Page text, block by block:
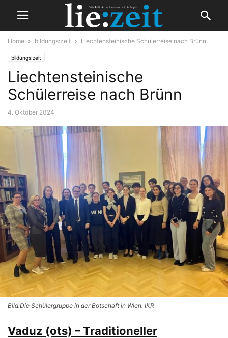
Home bildungs:zeit Liechtensteinische Schülerreise nach Brünn
bildungs:zeit
Liechtensteinische
Schülerreise nach Brünn
4. Oktober 2024
Bild:Die Schülergruppe in der Botschaft in Wien. IKR
Vaduz (ots) – Traditioneller